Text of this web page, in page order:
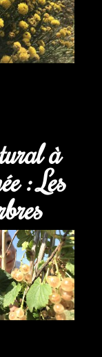
à
: Les